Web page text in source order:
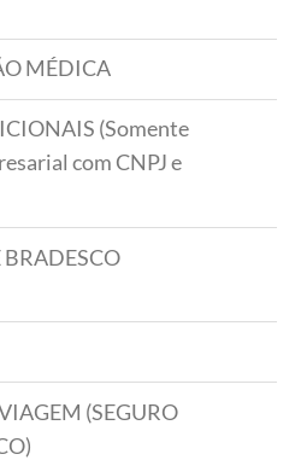
MÉDICA
(Somente
com CNPJ e
(SEGURO